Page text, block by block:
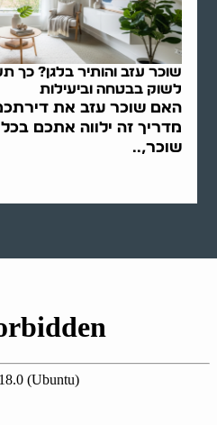
שוכר עזב והותיר בלגן? כך
לשוק בבטחה וביעילות
האם שוכר עזב את דירתכם
מדריך זה ילווה אתכם בכל
שוכר,..